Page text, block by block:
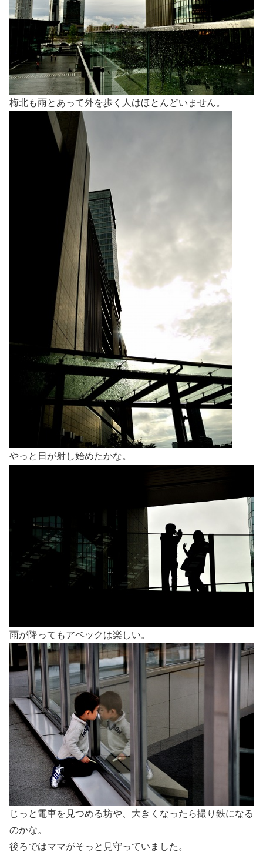
梅北も雨とあって外を歩く人はほとんどいません。
やっと日が射し始めたかな。
雨が降ってもアベックは楽しい。
じっと電車を見つめる坊や、大きくなったら撮り鉄になる
のかな。
後ろではママがそっと見守っていました。